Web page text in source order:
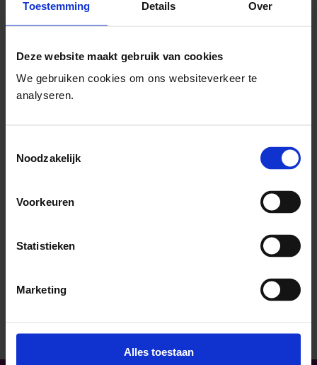
Toestemming Details Over
Deze website maakt gebruik van cookies
We gebruiken cookies om ons websiteverkeer te
analyseren.
Noodzakelijk
Voorkeuren
Statistieken
Marketing
Alles toestaan